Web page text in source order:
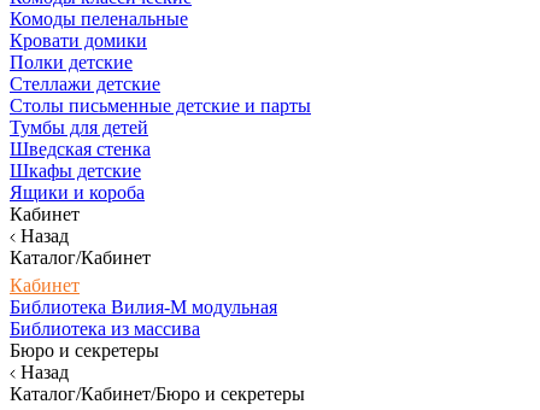
Комоды пеленальные
Кровати домики
Полки детские
Стеллажи детские
Столы письменные детские и парты
Тумбы для детей
Шведская стенка
Шкафы детские
Ящики и короба
Кабинет
Назад
Каталог/Кабинет
Кабинет
Библиотека Вилия-М модульная
Библиотека из массива
Бюро и секретеры
Назад
Каталог/Кабинет/Бюро и секретеры